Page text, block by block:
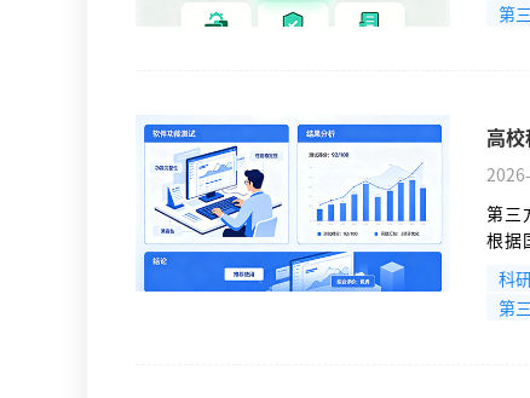
第
高校
第三
根据
什
根
科
第